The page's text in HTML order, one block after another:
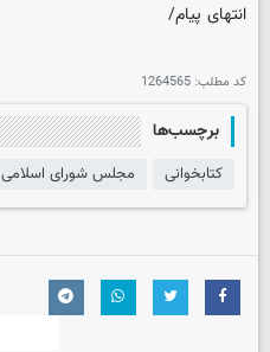
انتهای پیام/
کد مطلب: 1264565
برچسب‌ها
کتابخوانی مجلس شورای اسلامی